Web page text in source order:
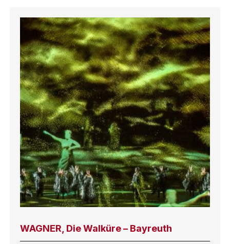
WAGNER, Die Walküre – Bayreuth